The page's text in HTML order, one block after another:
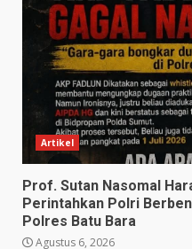
Artikel
Prof. Sutan Nasomal
Perintahkan Polri
Polres Batu Bara
Agustus 6, 2026